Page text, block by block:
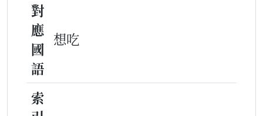
對
應
國
語
想吃
索